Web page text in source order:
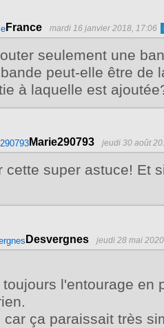
France mardi 16 janvier 2018, 17:06
seulement une
peut-elle être de
à laquelle est
Marie290793 jeudi 30 août
cette super astuce! Et
Desvergnes jeudi 28 mai
l'entourage en
car ça paraissait très